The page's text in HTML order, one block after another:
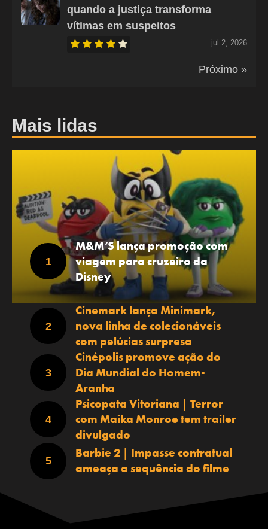
quando a justiça transforma
vítimas em suspeitos
jul 2, 2026
Próximo »
Mais lidas
M&M’S lança promoção com
viagem para cruzeiro da
Disney
Cinemark lança Minimark,
nova linha de colecionáveis
com pelúcias surpresa
Cinépolis promove ação do
Dia Mundial do Homem-
Aranha
Psicopata Vitoriana | Terror
com Maika Monroe tem trailer
divulgado
Barbie 2 | Impasse contratual
ameaça a sequência do filme